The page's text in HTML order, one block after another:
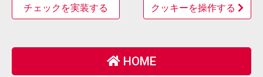
チェックを実装する
クッキーを操作する
HOME